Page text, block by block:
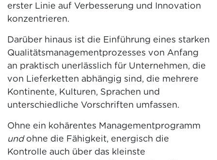
erster Linie auf Verbesserung und Innovation
konzentrieren.
Darüber hinaus ist die Einführung eines starken
Qualitätsmanagementprozesses von Anfang
an praktisch unerlässlich für Unternehmen, die
von Lieferketten abhängig sind, die mehrere
Kontinente, Kulturen, Sprachen und
unterschiedliche Vorschriften umfassen.
Ohne ein kohärentes Managementprogramm
undohne die Fähigkeit, energisch die
Kontrolle auch über das kleinste